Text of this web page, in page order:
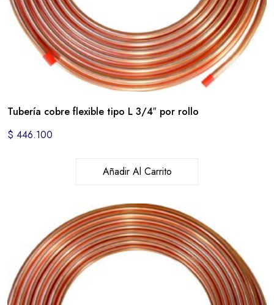
Tubería cobre flexible tipo L 3/4″ por rollo
$ 446.100
Añadir Al Carrito